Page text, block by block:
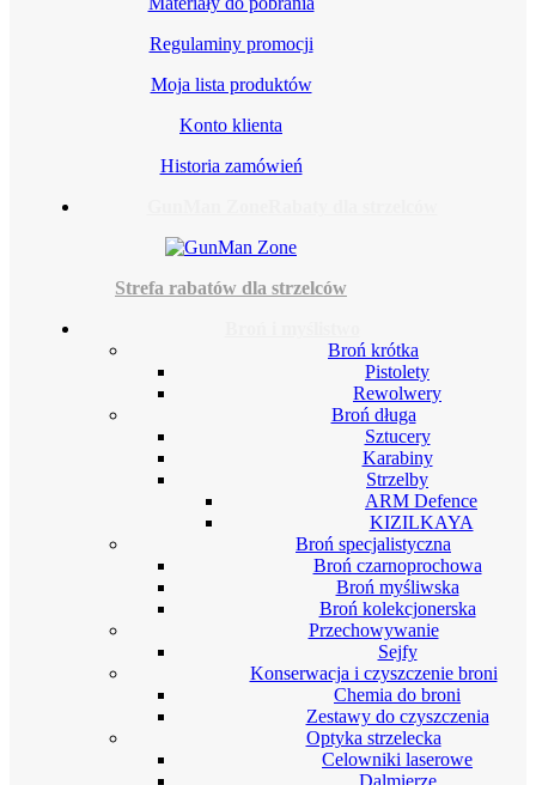
Regulaminy promocji
Moja lista produktów
Konto klienta
Historia zamówień
Strefa rabatów dla strzelców
Broń krótka
Pistolety
Rewolwery
Broń długa
Sztucery
Karabiny
Strzelby
ARM Defence
KIZILKAYA
Broń specjalistyczna
Broń czarnoprochowa
Broń myśliwska
Broń kolekcjonerska
Przechowywanie
Sejfy
Konserwacja i czyszczenie broni
Chemia do broni
Zestawy do czyszczenia
Optyka strzelecka
Celowniki laserowe
Dalmierze